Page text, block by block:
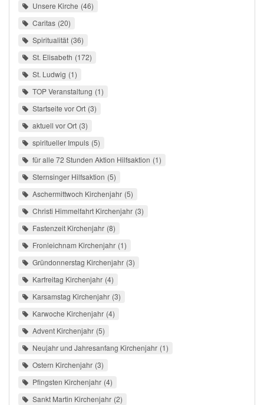
Unsere Kirche 46
Caritas 20
Spiritualität 36
St. Elisabeth 172
St. Ludwig 1
TOP Veranstaltung 1
Startseite vor Ort 3
aktuell vor Ort 3
spiritueller Impuls 5
für alle 72 Stunden Aktion Hilfsaktion 1
Sternsinger Hilfsaktion 5
Aschermittwoch Kirchenjahr 5
Christi Himmelfahrt Kirchenjahr 3
Fastenzeit Kirchenjahr 8
Fronleichnam Kirchenjahr 1
Gründonnerstag Kirchenjahr 3
Karfreitag Kirchenjahr 4
Karsamstag Kirchenjahr 3
Karwoche Kirchenjahr 4
Advent Kirchenjahr 5
Neujahr und Jahresanfang Kirchenjahr 1
Ostern Kirchenjahr 3
Pfingsten Kirchenjahr 4
Sankt Martin Kirchenjahr 2